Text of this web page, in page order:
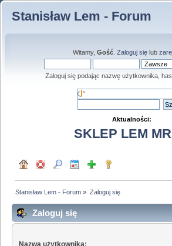
Stanisław Lem - Forum
Witamy, Gość. Zaloguj sięlub
Zaloguj się podając nazwę użytkownika,
Aktualności:
SKLEP LEM
Stanisław Lem - Forum » Zaloguj się
Zaloguj się
Nazwa użytkownika: